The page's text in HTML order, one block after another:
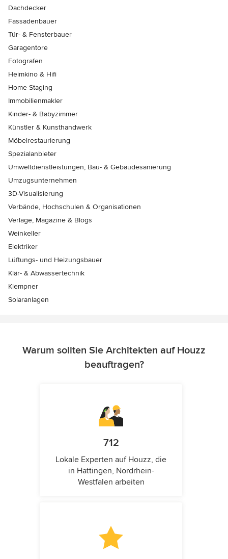
Dachdecker
Fassadenbauer
Tür- & Fensterbauer
Garagentore
Fotografen
Heimkino & Hifi
Home Staging
Immobilienmakler
Kinder- & Babyzimmer
Künstler & Kunsthandwerk
Möbelrestaurierung
Spezialanbieter
Umweltdienstleistungen, Bau- & Gebäudesanierung
Umzugsunternehmen
3D-Visualisierung
Verbände, Hochschulen & Organisationen
Verlage, Magazine & Blogs
Weinkeller
Elektriker
Lüftungs- und Heizungsbauer
Klär- & Abwassertechnik
Klempner
Solaranlagen
Warum sollten Sie Architekten auf Houzz
beauftragen?
712
Lokale Experten auf Houzz, die
in Hattingen, Nordrhein-
Westfalen arbeiten